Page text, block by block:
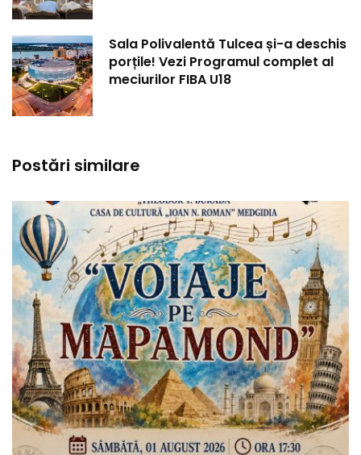
Sala Polivalentă Tulcea și-a deschis
porțile! Vezi Programul complet al
meciurilor FIBA U18
Postări similare